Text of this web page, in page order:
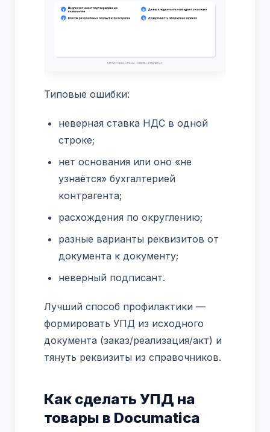
Типовые ошибки:
неверная ставка НДС в одной
строке;
нет основания или оно «не
узнаётся» бухгалтерией
контрагента;
расхождения по округлению;
разные варианты реквизитов от
документа к документу;
неверный подписант.
Лучший способ профилактики —
формировать УПД из исходного
документа (заказ/реализация/акт) и
тянуть реквизиты из справочников.
Как сделать УПД на
товары в Documatica